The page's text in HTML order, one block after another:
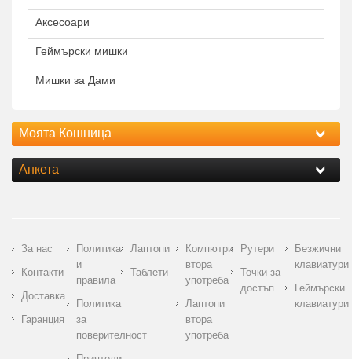
Аксесоари
Геймърски мишки
Мишки за Дами
Моята Кошница
Анкета
За нас
Контакти
Доставка
Гаранция
Политика
и
правила
Политика
за
поверителност
Лаптопи
Таблети
Компютри
втора
употреба
Лаптопи
втора
употреба
Рутери
Точки за
достъп
Безжични
клавиатури
Геймърски
клавиатури